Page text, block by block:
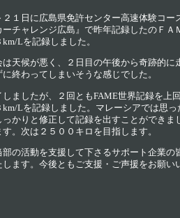
２１日に広島県免許センター高速体験コー
ーチャレンジ広島』で昨年記録したのＦＡ
Lを記録しました。
は天候が悪く、２日目の午後から奇跡的に
終わってしまいそうな感じでした。
しましたが、２回ともFAME世界記録を上
km/Lを記録しました。マレーシアでは思
っかりと修正して記録を出すことができま
。次は２５００キロを目指します。
部の活動を支援して下さるサポート企業の
します。今後ともご支援・ご声援をお願い